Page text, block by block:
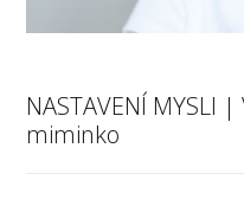
NASTAVENÍ MYSLI
miminko